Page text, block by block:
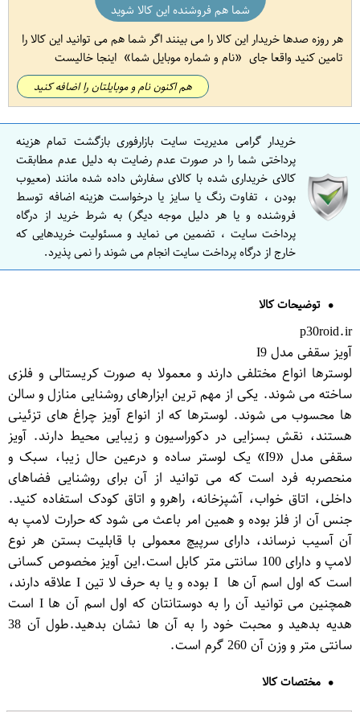
شما هم فروشنده این کالا شوید
هر روزه صدها خریدار این کالا را می بینند اگر شما هم می توانید این کالا را
تامین کنید واقعا جای
نام و شماره موبایل شما اینجا خالیست
هم اکنون نام و موبایلتان را اضافه کنید
خریدار گرامی مدیریت سایت بازارفوری بازگشت تمام هزینه
پرداختی شما را در صورت عدم رضایت به دلیل عدم مطابقت
کالای خریداری شده با کالای سفارش داده شده مانند (معیوب
بودن ، تفاوت رنگ یا سایز یا درخواست هزینه اضافه توسط
فروشنده و یا هر دلیل موجه دیگر) به شرط خرید از درگاه
پرداخت سایت ، تضمین می نماید و مسئولیت خریدهایی که
خارج از درگاه پرداخت سایت انجام می شوند را نمی پذیرد.
توضیحات کالا
p30roid.ir
آویز سقفی مدل I9
لوسترها انواع مختلفی دارند و معمولا به صورت کریستالی و فلزی
ساخته می شوند. یکی از مهم ترین ابزارهای روشنایی منازل و سالن
ها محسوب می شوند. لوسترها که از انواع آویز چراغ های تزئینی
هستند، نقش بسزایی در دکوراسیون و زیبایی محیط دارند. آویز
سقفی مدل «I9» یک لوستر ساده و درعین حال زیبا، سبک و
منحصربه فرد است که می توانید از آن برای روشنایی فضاهای
داخلی، اتاق خواب، آشپزخانه، راهرو و اتاق کودک استفاده کنید.
جنس آن از فلز بوده و همین امر باعث می شود که حرارت لامپ به
آن آسیب نرساند، دارای سرپیچ معمولی با قابلیت بستن هر نوع
لامپ و دارای 100 سانتی متر کابل است.این آویز مخصوص کسانی
است که اول اسم آن ها I بوده و یا به حرف لا تین I علاقه دارند،
همچنین می توانید آن را به دوستانتان که اول اسم آن ها I است
هدیه بدهید و محبت خود را به آن ها نشان بدهید.طول آن 38
سانتی متر و وزن آن 260 گرم است.
مختصات کالا